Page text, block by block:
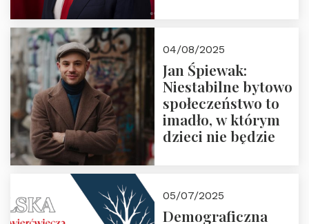
Nawrockiego
04/08/2025
Jan Śpiewak:
Niestabilne bytowo
społeczeństwo to
imadło, w którym
dzieci nie będzie
05/07/2025
Demograficzna